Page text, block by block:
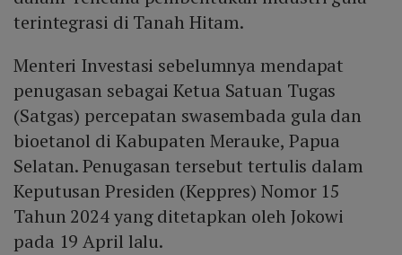
terintegrasi di Tanah Hitam.
Menteri Investasi sebelumnya mendapat
penugasan sebagai Ketua Satuan Tugas
(Satgas) percepatan swasembada gula dan
bioetanol di Kabupaten Merauke, Papua
Selatan. Penugasan tersebut tertulis dalam
Keputusan Presiden (Keppres) Nomor 15
Tahun 2024 yang ditetapkan oleh Jokowi
pada 19 April lalu.